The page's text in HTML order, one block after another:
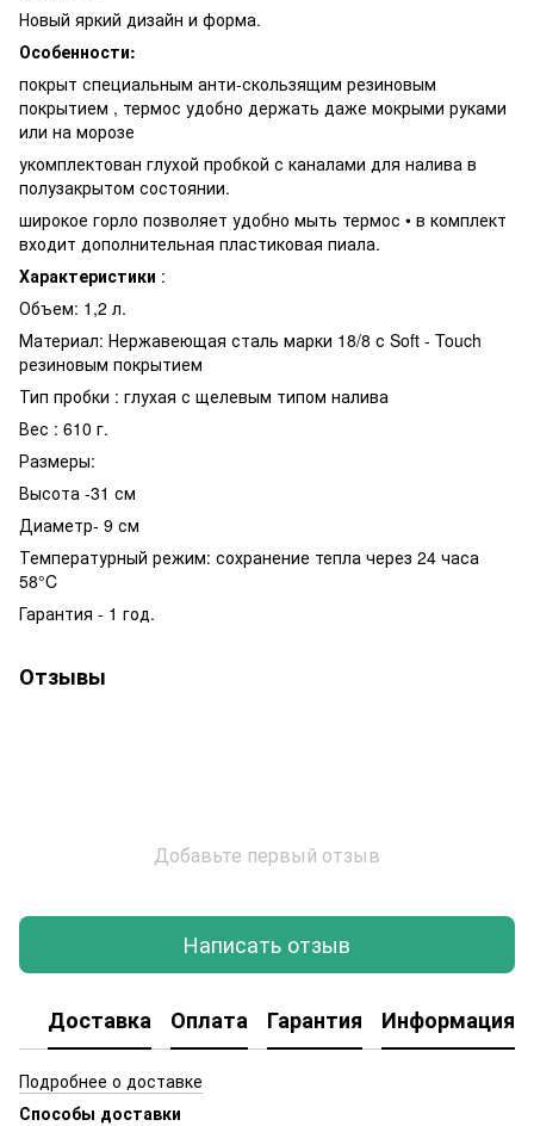
Новый яркий дизайн и форма.
Особенности:
покрыт специальным анти-скользящим резиновым
покрытием , термос удобно держать даже мокрыми руками
или на морозе
укомплектован глухой пробкой с каналами для налива в
полузакрытом состоянии.
широкое горло позволяет удобно мыть термос • в комплект
входит дополнительная пластиковая пиала.
Характеристики :
Объем: 1,2 л.
Материал: Нержавеющая сталь марки 18/8 с Soft - Touch
резиновым покрытием
Тип пробки : глухая с щелевым типом налива
Вес : 610 г.
Размеры:
Высота -31 см
Диаметр- 9 см
Температурный режим: сохранение тепла через 24 часа
58°C
Гарантия - 1 год.
Отзывы
Добавьте первый отзыв
Написать отзыв
Доставка Оплата Гарантия Информация
Подробнее о доставке
Способы доставки